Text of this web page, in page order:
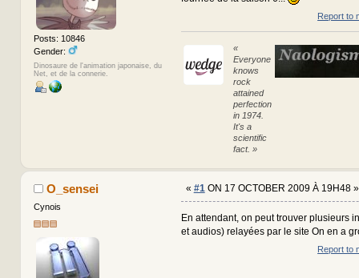
Posts: 10846
Gender:
Dinosaure de l'animation japonaise, du
Net, et de la connerie.
Report to
«
Everyone
knows
rock
attained
perfection
in 1974.
It's a
scientific
fact. »
O_sensei
Cynois
« #1ON 17 OCTOBER 2009 À 19H48 »
En attendant, on peut trouver plusieurs
et audios) relayées par le site On en a
Report to